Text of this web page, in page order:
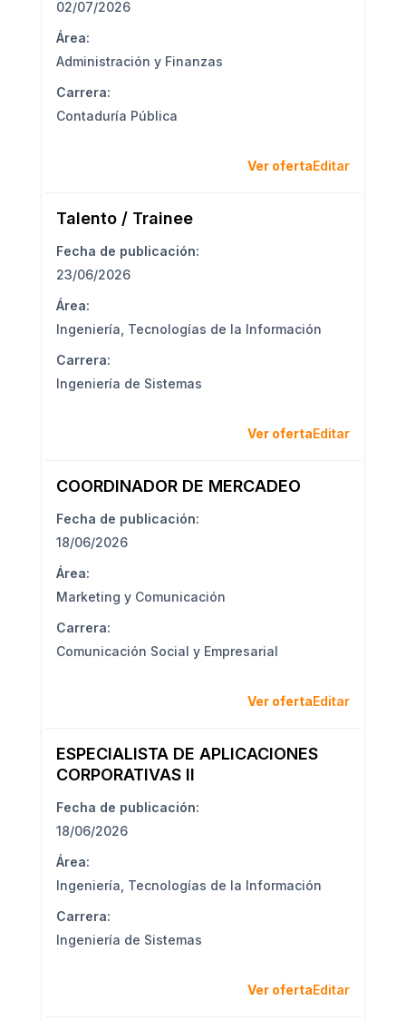
02/07/2026
Área:
Administración y Finanzas
Carrera:
Contaduría Pública
Ver ofertaEditar
Talento / Trainee
Fecha de publicación:
23/06/2026
Área:
Ingeniería Tecnologías de la Información
Carrera:
Ingeniería de Sistemas
Ver ofertaEditar
COORDINADOR DE MERCADEO
Fecha de publicación:
18/06/2026
Área:
Marketing y Comunicación
Carrera:
Comunicación Social y Empresarial
Ver ofertaEditar
ESPECIALISTA DE APLICACIONES
CORPORATIVAS II
Fecha de publicación:
18/06/2026
Área:
Ingeniería Tecnologías de la Información
Carrera:
Ingeniería de Sistemas
Ver ofertaEditar